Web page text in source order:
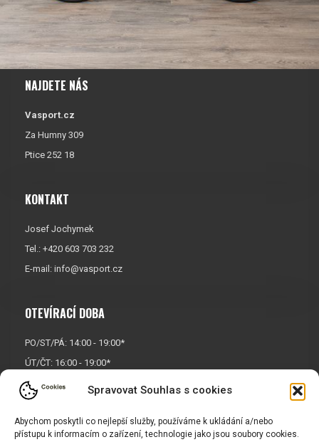
Spravovat Souhlas s cookies
Abychom poskytli co nejlepší služby, používáme k ukládání a/nebo
přístupu k informacím o zařízení, technologie jako jsou soubory cookies.
NAJDETE NÁS
Vasport.cz
Za Humny 309
Ptice 252 18
KONTAKT
Josef Jochymek
Tel.: +420 603 703 232
E-mail: info@vasport.cz
OTEVÍRACÍ DOBA
PO/ST/PÁ: 14:00 - 19:00*
ÚT/ČT: 16:00 - 19:00*
Sobota: 9:00 - 17:00*
Neděle:
* Říjen, listopad a prosinec